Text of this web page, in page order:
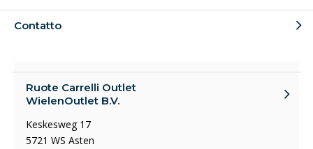
Contatto
Ruote Carrelli Outlet
WielenOutlet B.V.
Keskesweg 17
5721 WS Asten